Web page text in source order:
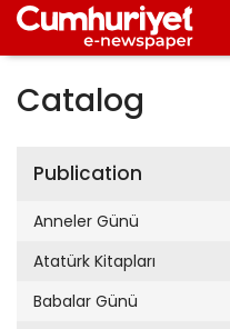
Catalog
Publication
Anneler Günü
Atatürk Kitapları
Babalar Günü